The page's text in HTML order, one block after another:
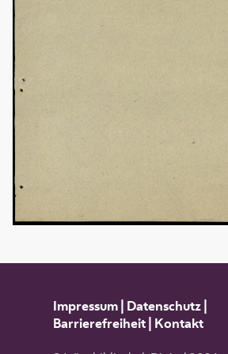
Impressum| Datenschutz|
Barrierefreiheit| Kontakt